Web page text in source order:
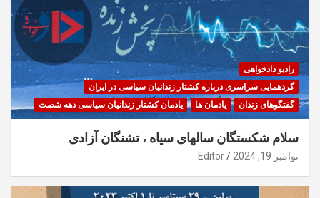
رادیو دادخواهی
گردهمایی سراسری درباره کشتار زندانیان سیاسی در ایران
گفتگوهای زندان
یادمان ها یادمان کشتار زندانیان سیاسی دهه شصت
سلام شکستگان سالهای سیاه ، تشنگان آزادی
نوامبر 19, 2024 Editor